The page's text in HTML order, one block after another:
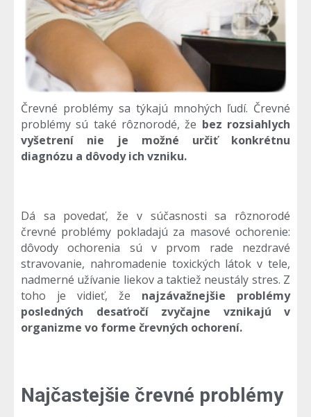
Črevné problémy sa týkajú mnohých ľudí. Črevné
problémy sú také rôznorodé, že bez rozsiahlych
vyšetrení nie je možné určiť konkrétnu
diagnózu a dôvody ich vzniku.
Dá sa povedať, že v súčasnosti sa rôznorodé
črevné problémy pokladajú za masové ochorenie:
dôvody ochorenia sú v prvom rade nezdravé
stravovanie, nahromadenie toxických látok v tele,
nadmerné užívanie liekov a taktiež neustály stres. Z
toho je vidieť, že najzávažnejšie problémy
posledných desaťročí zvyčajne vznikajú v
organizme vo forme črevných ochorení.
Najčastejšie črevné problémy